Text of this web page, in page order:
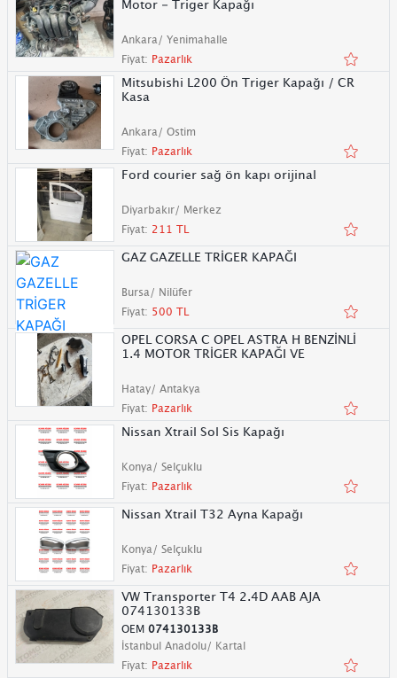
Motor - Triger Kapağı
Ankara/ Yenimahalle
Fiyat: Pazarlık
Mitsubishi L200 Ön Triger Kapağı / CR
Kasa
Ankara/ Ostim
Fiyat: Pazarlık
Ford courier sağ ön kapı orijinal
Diyarbakır/ Merkez
Fiyat: 211 TL
GAZ GAZELLE TRİGER KAPAĞI
Bursa/ Nilüfer
Fiyat: 500 TL
OPEL CORSA C OPEL ASTRA H BENZİNLİ
1.4 MOTOR TRİGER KAPAĞI VE
Hatay/ Antakya
Fiyat: Pazarlık
Nissan Xtrail Sol Sis Kapağı
Konya/ Selçuklu
Fiyat: Pazarlık
Nissan Xtrail T32 Ayna Kapağı
Konya/ Selçuklu
Fiyat: Pazarlık
VW Transporter T4 2.4D AAB AJA
074130133B
OEM 074130133B
İstanbul Anadolu/ Kartal
Fiyat: Pazarlık